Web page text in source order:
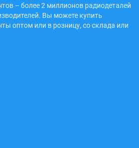
– более 2 миллионов радиодеталей
Вы можете купить
оптом или в розницу, со склада или